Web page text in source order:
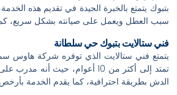
بتبوك يتمتع بالخبرة الجيدة في تقديم هذه
سبب العطل ويعمل على صيانته بشكل سريع،
فني ستالايت بتبوك حي سلطانة
يتمتع فني ستالايت الذي توفره شركة هاوس
تمتد إلى أكثر من 10 أعوام، حيث
الدش بطريقة احترافية، كما يقدم الخدمة